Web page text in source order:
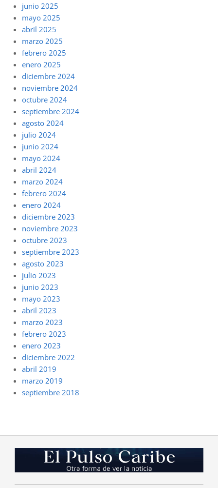
junio 2025
mayo 2025
abril 2025
marzo 2025
febrero 2025
enero 2025
diciembre 2024
noviembre 2024
octubre 2024
septiembre 2024
agosto 2024
julio 2024
junio 2024
mayo 2024
abril 2024
marzo 2024
febrero 2024
enero 2024
diciembre 2023
noviembre 2023
octubre 2023
septiembre 2023
agosto 2023
julio 2023
junio 2023
mayo 2023
abril 2023
marzo 2023
febrero 2023
enero 2023
diciembre 2022
abril 2019
marzo 2019
septiembre 2018